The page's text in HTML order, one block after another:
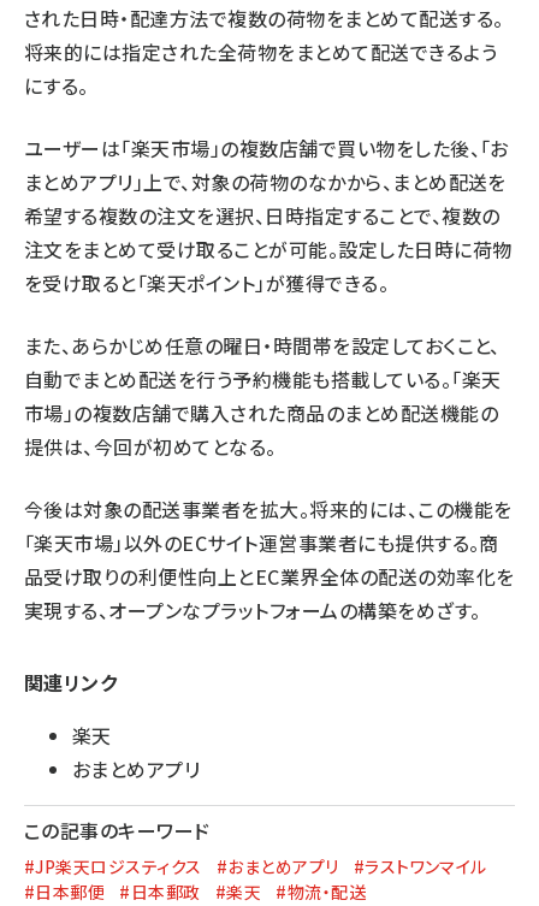
された日時・配達方法で複数の荷物をまとめて配送する。
将来的には指定された全荷物をまとめて配送できるよう
にする。
ユーザーは「楽天市場」の複数店舗で買い物をした後、「お
まとめアプリ」上で、対象の荷物のなかから、まとめ配送を
希望する複数の注文を選択、日時指定することで、複数の
注文をまとめて受け取ることが可能。設定した日時に荷物
を受け取ると「楽天ポイント」が獲得できる。
また、あらかじめ任意の曜日・時間帯を設定しておくこと、
自動でまとめ配送を行う予約機能も搭載している。「楽天
市場」の複数店舗で購入された商品のまとめ配送機能の
提供は、今回が初めてとなる。
今後は対象の配送事業者を拡大。将来的には、この機能を
「楽天市場」以外のECサイト運営事業者にも提供する。商
品受け取りの利便性向上とEC業界全体の配送の効率化を
実現する、オープンなプラットフォームの構築をめざす。
関連リンク
楽天
おまとめアプリ
この記事のキーワード
#JP楽天ロジスティクス #おまとめアプリ
#ラストワンマイル
#日本郵便
#日本郵政 #楽天 #物流・配送